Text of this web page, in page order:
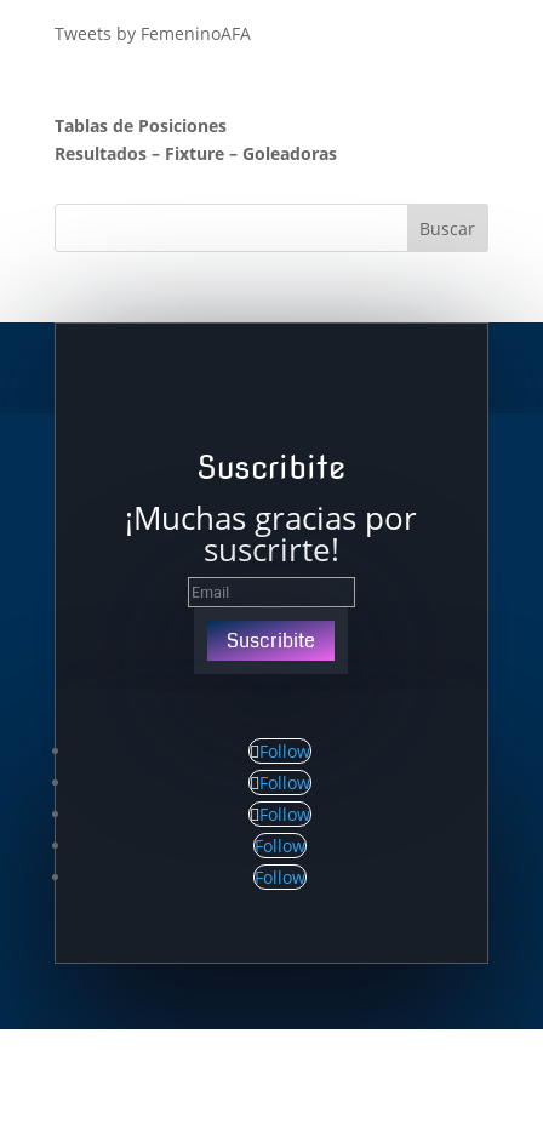
Tweets by FemeninoAFA
Tablas de Posiciones
Resultados– Fixture– Goleadoras
Suscribite
¡Muchas gracias por
suscrirte!
Suscribite
Follow
Follow
Follow
Follow
Follow